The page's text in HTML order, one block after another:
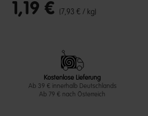
undefined out of 5 Customer Rating
1,19 € (7,93 € / kg)
Kostenlose Lieferung
Ab 39 € innerhalb Deutschlands
Ab 79 € nach Österreich